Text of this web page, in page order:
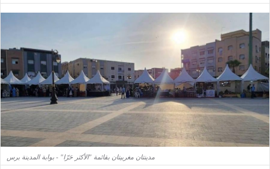
مدينتان مغربيتان بقائمة "الأكثر حَرّا" - بوابة المدينة برس